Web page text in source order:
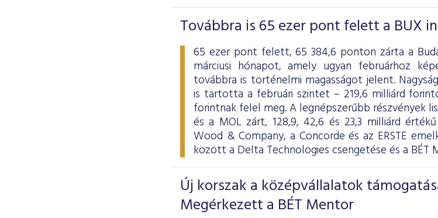
Továbbra is 65 ezer pont felett a BUX
65 ezer pont felett, 65 384,6 ponton zárta a
márciusi hónapot, amely ugyan februárhoz
továbbra is történelmi magasságot jelent.
is tartotta a februári szintet – 219,6 milliárd
forintnak felel meg. A legnépszerűbb részvények
és a MOL zárt, 128,9, 42,6 és 23,3 milliárd
Wood & Company, a Concorde és az ERSTE
között a Delta Technologies csengetése és a
Új korszak a középvállalatok
Megérkezett a BÉT Mentor